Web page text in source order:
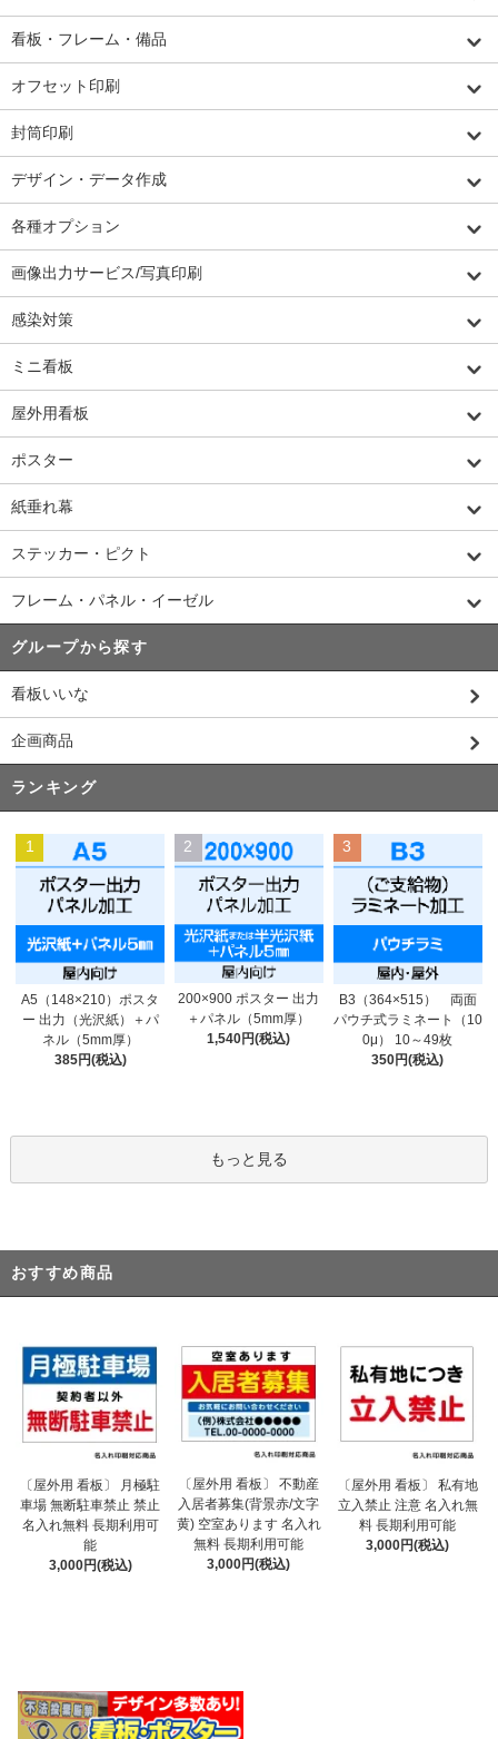
看板・フレーム・備品
オフセット印刷
封筒印刷
デザイン・データ作成
各種オプション
画像出力サービス/写真印刷
感染対策
ミニ看板
屋外用看板
ポスター
紙垂れ幕
ステッカー・ピクト
フレーム・パネル・イーゼル
グループから探す
看板いいな
企画商品
ランキング
1
A5（148×210）ポスタ
ー 出力（光沢紙）＋パ
ネル（5mm厚）
385円(税込)
2
200×900 ポスター 出力
＋パネル（5mm厚）
1,540円(税込)
3
B3（364×515） 両面
パウチ式ラミネート（10
0μ） 10～49枚
350円(税込)
もっと見る
おすすめ商品
〔屋外用 看板〕 月極駐
車場 無断駐車禁止 禁止
名入れ無料 長期利用可
能
3,000円(税込)
〔屋外用 看板〕 不動産
入居者募集(背景赤/文字
黄) 空室あります 名入れ
無料 長期利用可能
3,000円(税込)
〔屋外用 看板〕 私有地
立入禁止 注意 名入れ無
料 長期利用可能
3,000円(税込)